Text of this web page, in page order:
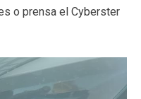
o prensa el Cyberster